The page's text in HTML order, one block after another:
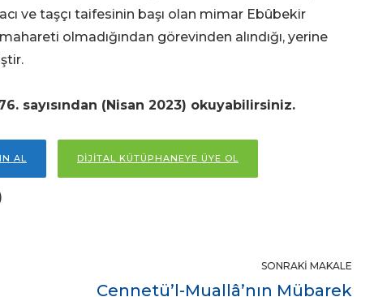
ve taşçı taifesinin başı olan mimar Ebûbekir
olmadığından görevinden alındığı, yerine
sayısından (Nisan 2023) okuyabilirsiniz.
AL DİJİTAL KÜTÜPHANEYE ÜYE OL
SONRAKI MAKALE
Cennetü’l-Muallâ’nın Mübarek